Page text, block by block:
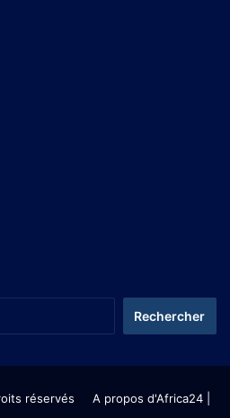
réservés A propos d'Africa24|